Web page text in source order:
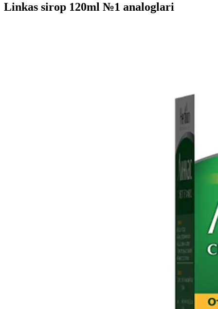
Linkas sirop 120ml №1 analoglari